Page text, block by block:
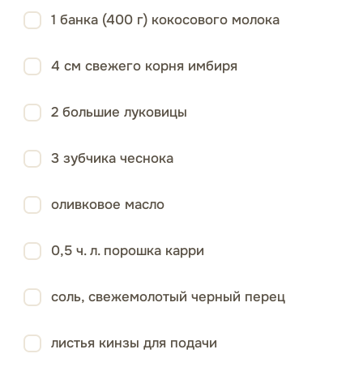
1 банка (400 г) кокосового молока
4 см свежего корня имбиря
2 большие луковицы
3 зубчика чеснока
оливковое масло
0,5 ч. л. порошка карри
соль, свежемолотый черный перец
листья кинзы для подачи